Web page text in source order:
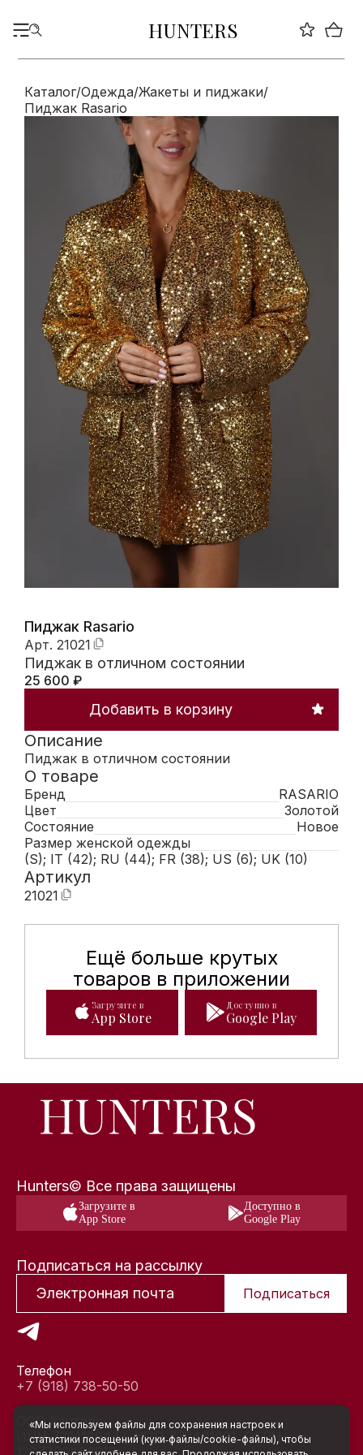
HUNTERS
Каталог/Одежда/Жакеты и пиджаки/
Пиджак Rasario
Пиджак Rasario
Арт. 21021
Пиджак в отличном состоянии
25 600 ₽
Добавить в корзину
Описание
Пиджак в отличном состоянии
О товаре
Бренд
RASARIO
Цвет
Золотой
Состояние
Новое
Размер женской одежды
(S); IT (42); RU (44); FR (38); US (6); UK (10)
Артикул
21021
Ещё больше крутых
товаров в приложении
Мобильное приложение
Загрузите в
App Store
Доступно в
Google Play
Hunters© Все права защищены
Загрузите в
App Store
Доступно в
Google Play
Подписаться на рассылку
Подписаться
Телефон
+7 (918) 738-50-50
ООО Хантерс
ИНН 7751189433, КПП 772401001, ОГРН
1207700466918
«Мы используем файлы для сохранения настроек и
статистики посещений (куки‑файлы/cookie-файлы), чтобы